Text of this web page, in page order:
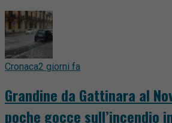
Cronaca2 giorni fa
Grandine da Gattinara al
poche gocce sull’incendio